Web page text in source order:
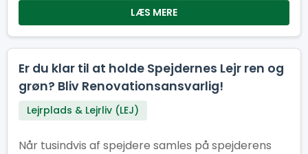
lejren. Uanset om du kan være med i få dage eller
i en længere periode, er din indsats afgørende for,
velfungerende lejr.
LÆS MERE
Er du klar til at holde Spejdernes Lejr ren og
grøn? Bliv Renovationsansvarlig!
Lejrplads & Lejrliv (LEJ)
Når tusindvis af spejdere samles på spejderens